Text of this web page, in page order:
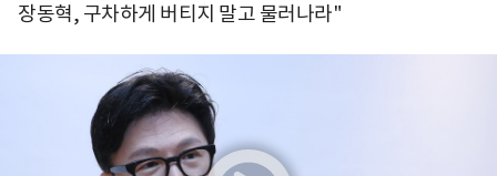
장동혁, 구차하게 버티지 말고 물러나라"